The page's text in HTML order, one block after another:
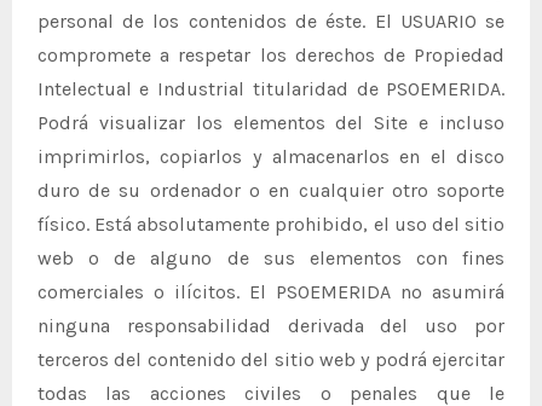
personal de los contenidos de éste. El USUARIO se
compromete a respetar los derechos de Propiedad
Intelectual e Industrial titularidad de PSOEMERIDA.
Podrá visualizar los elementos del Site e incluso
imprimirlos, copiarlos y almacenarlos en el disco
duro de su ordenador o en cualquier otro soporte
físico. Está absolutamente prohibido, el uso del sitio
web o de alguno de sus elementos con fines
comerciales o ilícitos. El PSOEMERIDA no asumirá
ninguna responsabilidad derivada del uso por
terceros del contenido del sitio web y podrá ejercitar
todas las acciones civiles o penales que le